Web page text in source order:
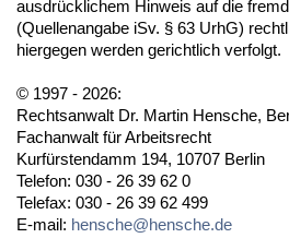
ausdrücklichem Hinweis auf die
(Quellenangabe iSv. § 63 UrhG)
hiergegen werden gerichtlich verfolgt.
© 1997 - 2026:
Rechtsanwalt Dr. Martin Hensche,
Fachanwalt für Arbeitsrecht
Kurfürstendamm 194, 10707 Berlin
Telefon: 030 - 26 39 62 0
Telefax: 030 - 26 39 62 499
E-mail: hensche@hensche.de